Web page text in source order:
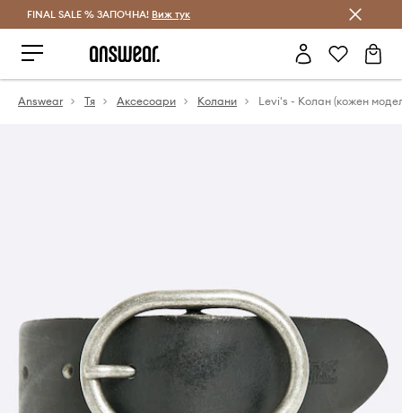
Спестявай с Answear Club
FINAL SALE % ЗАПОЧНА! Виж тук
Answear Тя Аксесоари Колани